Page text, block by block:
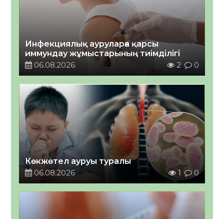
Инфекциялық ауруларға қарсы
иммундау жұмыстарының тиімділігі
06.08.2026
2 0
Көкжөтел ауруы туралы
06.08.2026
1 0